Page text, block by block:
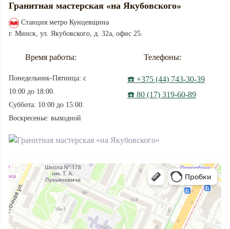
Гранитная мастерская «на Якубовского»
Станция метро Кунцевщина
г. Минск, ул. Якубовского, д. 32а, офис 25.
Время работы:
Понедельник-Пятница: с
10:00 до 18:00.
Суббота: 10:00 до 15:00.
Воскресенье: выходной
Телефоны:
☎️ +375 (44) 743-30-39
☎️ 80 (17) 319-60-89